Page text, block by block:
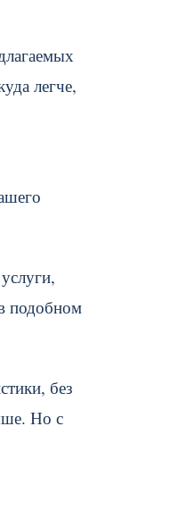
легче,
подобном
без
Но с